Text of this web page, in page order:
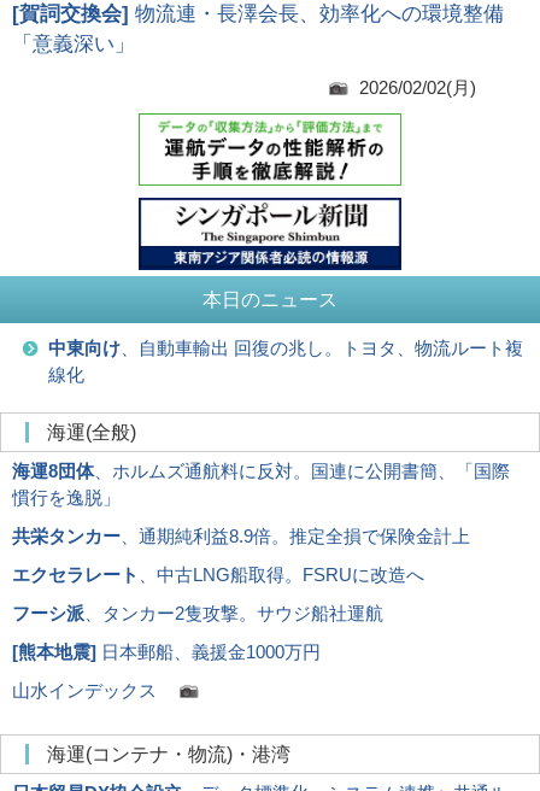
[賀詞交換会] 物流連・長澤会長、効率化への環境整備
「意義深い」
2026/02/02(月)
本日のニュース
中東向け 、自動車輸出 回復の兆し。トヨタ、物流ルート複
線化
海運(全般)
海運8団体、ホルムズ通航料に反対。国連に公開書簡、「国際
慣行を逸脱」
共栄タンカー 、通期純利益8.9倍。推定全損で保険金計上
エクセラレート
、中古LNG船取得。FSRUに改造へ
フーシ派 、タンカー2隻攻撃。サウジ船社運航
[熊本地震] 日本郵船、義援金1000万円
山水インデックス
海運(コンテナ・物流)・港湾